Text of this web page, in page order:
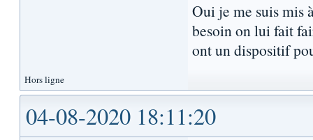
Oui je me suis mis
besoin on lui fait
ont un dispositif
Hors ligne
04-08-2020 18:11:20